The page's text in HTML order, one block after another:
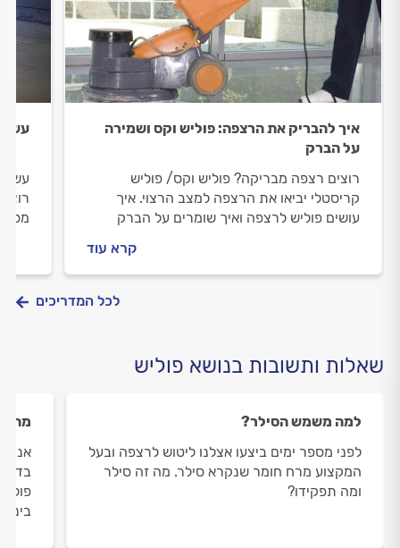
איך להבריק את הרצפה: פוליש וקס ושמירה
על הברק
רוצים רצפה מבריקה? פוליש וקס/ פוליש
קריסטלי יביאו את הרצפה למצב הרצוי. איך
עושים פוליש לרצפה ואיך שומרים על הברק
קרא עוד
לכל המדריכים
שאלות ותשובות בנושא פוליש
למה משמש הסילר?
לפני מספר ימים ביצעו אצלנו ליטוש לרצפה ובעל
המקצוע מרח חומר שנקרא סילר. מה זה סילר
ומה תפקידו?
מה
אני